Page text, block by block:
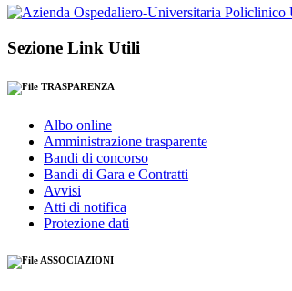
Sezione Link Utili
TRASPARENZA
Albo online
Amministrazione trasparente
Bandi di concorso
Bandi di Gara e Contratti
Avvisi
Atti di notifica
Protezione dati
ASSOCIAZIONI